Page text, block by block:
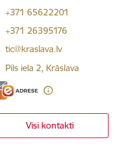
+371 65622201
+371 26395176
E-pasts:
tic@kraslava.lv
Pils iela 2, Krāslava
Visi kontakti